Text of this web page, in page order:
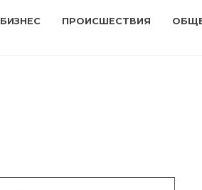
БИЗНЕС ПРОИСШЕСТВИЯ